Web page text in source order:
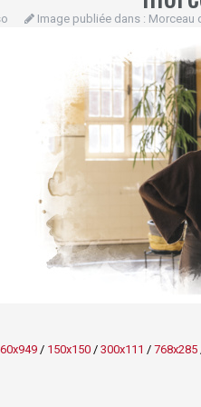
Image publiée dans : Morceau
/ 150x150/ 300x111 / 768x285